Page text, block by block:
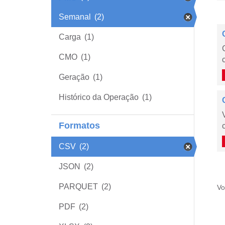
Semanal (2)
Carga (1)
CMO (1)
Geração (1)
Histórico da Operação (1)
Formatos
CSV (2)
JSON (2)
PARQUET (2)
PDF (2)